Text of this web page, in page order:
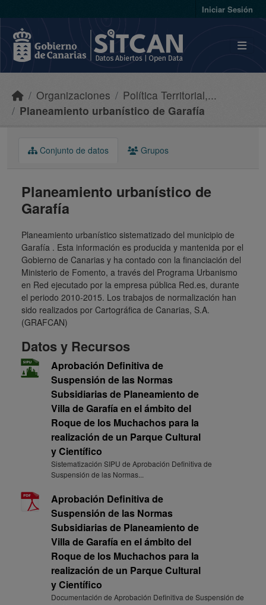
Iniciar Sesión
Organizaciones
Política Territorial,...
Planeamiento urbanístico de Garafía
Conjunto de datos Grupos
Planeamiento urbanístico de
Garafía
Planeamiento urbanístico sistematizado del municipio de
Garafía . Esta información es producida y mantenida por el
Gobierno de Canarias y ha contado con la financiación del
Ministerio de Fomento, a través del Programa Urbanismo
en Red ejecutado por la empresa pública Red.es, durante
el periodo 2010-2015. Los trabajos de normalización han
sido realizados por Cartográfica de Canarias, S.A.
(GRAFCAN)
Datos y Recursos
Aprobación Definitiva de
Suspensión de las Normas
Subsidiarias de Planeamiento de
Villa de Garafía en el ámbito del
Roque de los Muchachos para la
realización de un Parque Cultural
y Científico
Sistematización SIPU de Aprobación Definitiva de
Suspensión de las Normas...
Aprobación Definitiva de
Suspensión de las Normas
Subsidiarias de Planeamiento de
Villa de Garafía en el ámbito del
Roque de los Muchachos para la
realización de un Parque Cultural
y Científico
Documentación de Aprobación Definitiva de Suspensión de